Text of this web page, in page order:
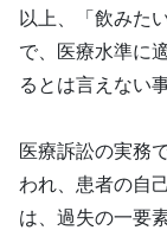
以上、「飲みた
で、医療水準に
るとは言えない事
医療訴訟の実務
われ、患者の自
は、過失の一要